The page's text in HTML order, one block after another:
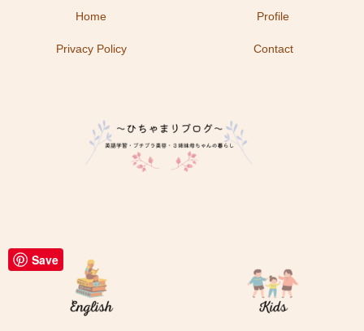
Home Profile
Privacy Policy Contact
Save